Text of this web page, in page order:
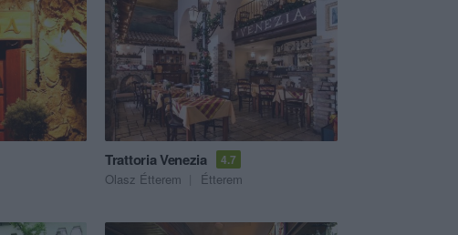
Trattoria Venezia 4.7
Olasz Étterem Étterem